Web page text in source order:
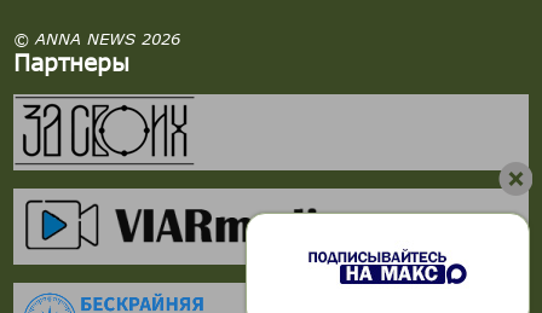
© ANNA NEWS 2026
Партнеры